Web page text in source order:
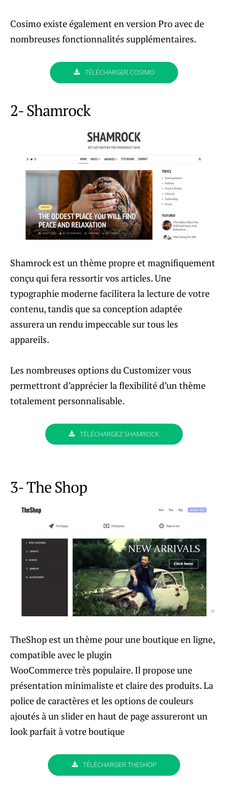
Cosimo existe également en version Pro avec de
nombreuses fonctionnalités supplémentaires.
TÉLÉCHARGER COSIMO
2- Shamrock
Shamrock est un thème propre et magnifiquement
conçu qui fera ressortir vos articles. Une
typographie moderne facilitera la lecture de votre
contenu, tandis que sa conception adaptée
assurera un rendu impeccable sur tous les
appareils.
Les nombreuses options du Customizer vous
permettront d’apprécier la flexibilité d’un thème
totalement personnalisable.
TÉLÉCHARGEZ SHAMROCK
3- The Shop
TheShop est un thème pour une boutique en ligne,
compatible avec le plugin
WooCommerce très populaire. Il propose une
présentation minimaliste et claire des produits. La
police de caractères et les options de couleurs
ajoutés à un slider en haut de page assureront un
look parfait à votre boutique
TÉLÉCHARGER THESHOP